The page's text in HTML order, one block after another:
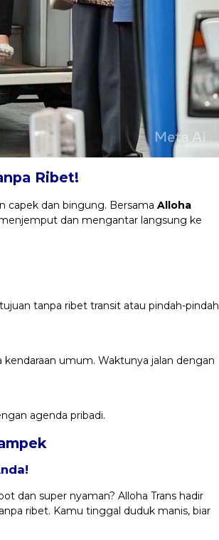
Ribet!
capek dan bingung. Bersama Alloha
dan mengantar langsung ke
tanpa ribet transit atau pindah-pindah
umum. Waktunya jalan dengan
agenda pribadi.
dan super nyaman? Alloha Trans hadir
ribet. Kamu tinggal duduk manis, biar